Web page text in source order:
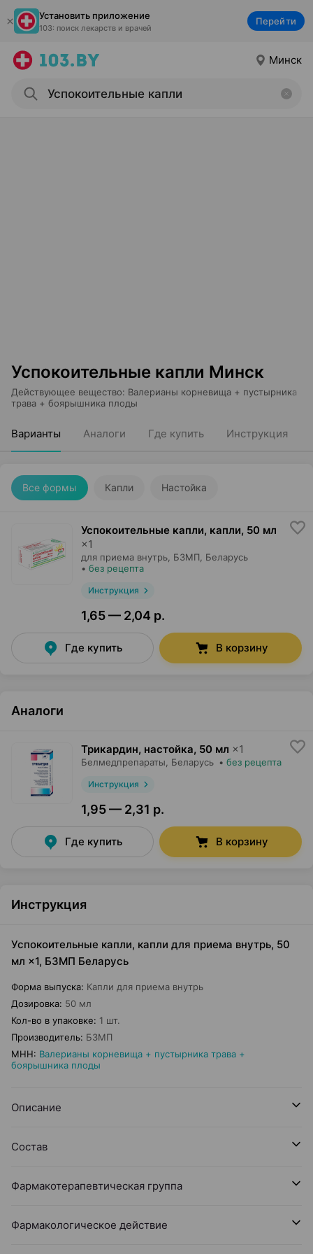
Установить приложение
103: поиск лекарств и врачей
Перейти
Минск
Успокоительные капли Минск
Действующее вещество: Валерианы корневища + пустырника
трава + боярышника плоды
Варианты Аналоги Где купить Инструкция
Все формы Капли Настойка
Успокоительные капли, капли, 50 мл
×1
для приема внутрь, БЗМП , Беларусь
• без рецепта
Инструкция
1,65 — 2,04 р.
Где купить В корзину
Аналоги
Трикардин, настойка, 50 мл ×1
Белмедпрепараты , Беларусь • без рецепта
Инструкция
1,95 — 2,31 р.
Где купить В корзину
Инструкция
Успокоительные капли, капли для приема внутрь, 50
мл ×1, БЗМП Беларусь
Форма выпуска: Капли для приема внутрь
Дозировка: 50 мл
Кол-во в упаковке: 1 шт.
Производитель: БЗМП
МНН: Валерианы корневища + пустырника трава +
боярышника плоды
Описание
Состав
Фармакотерапевтическая группа
Фармакологическое действие